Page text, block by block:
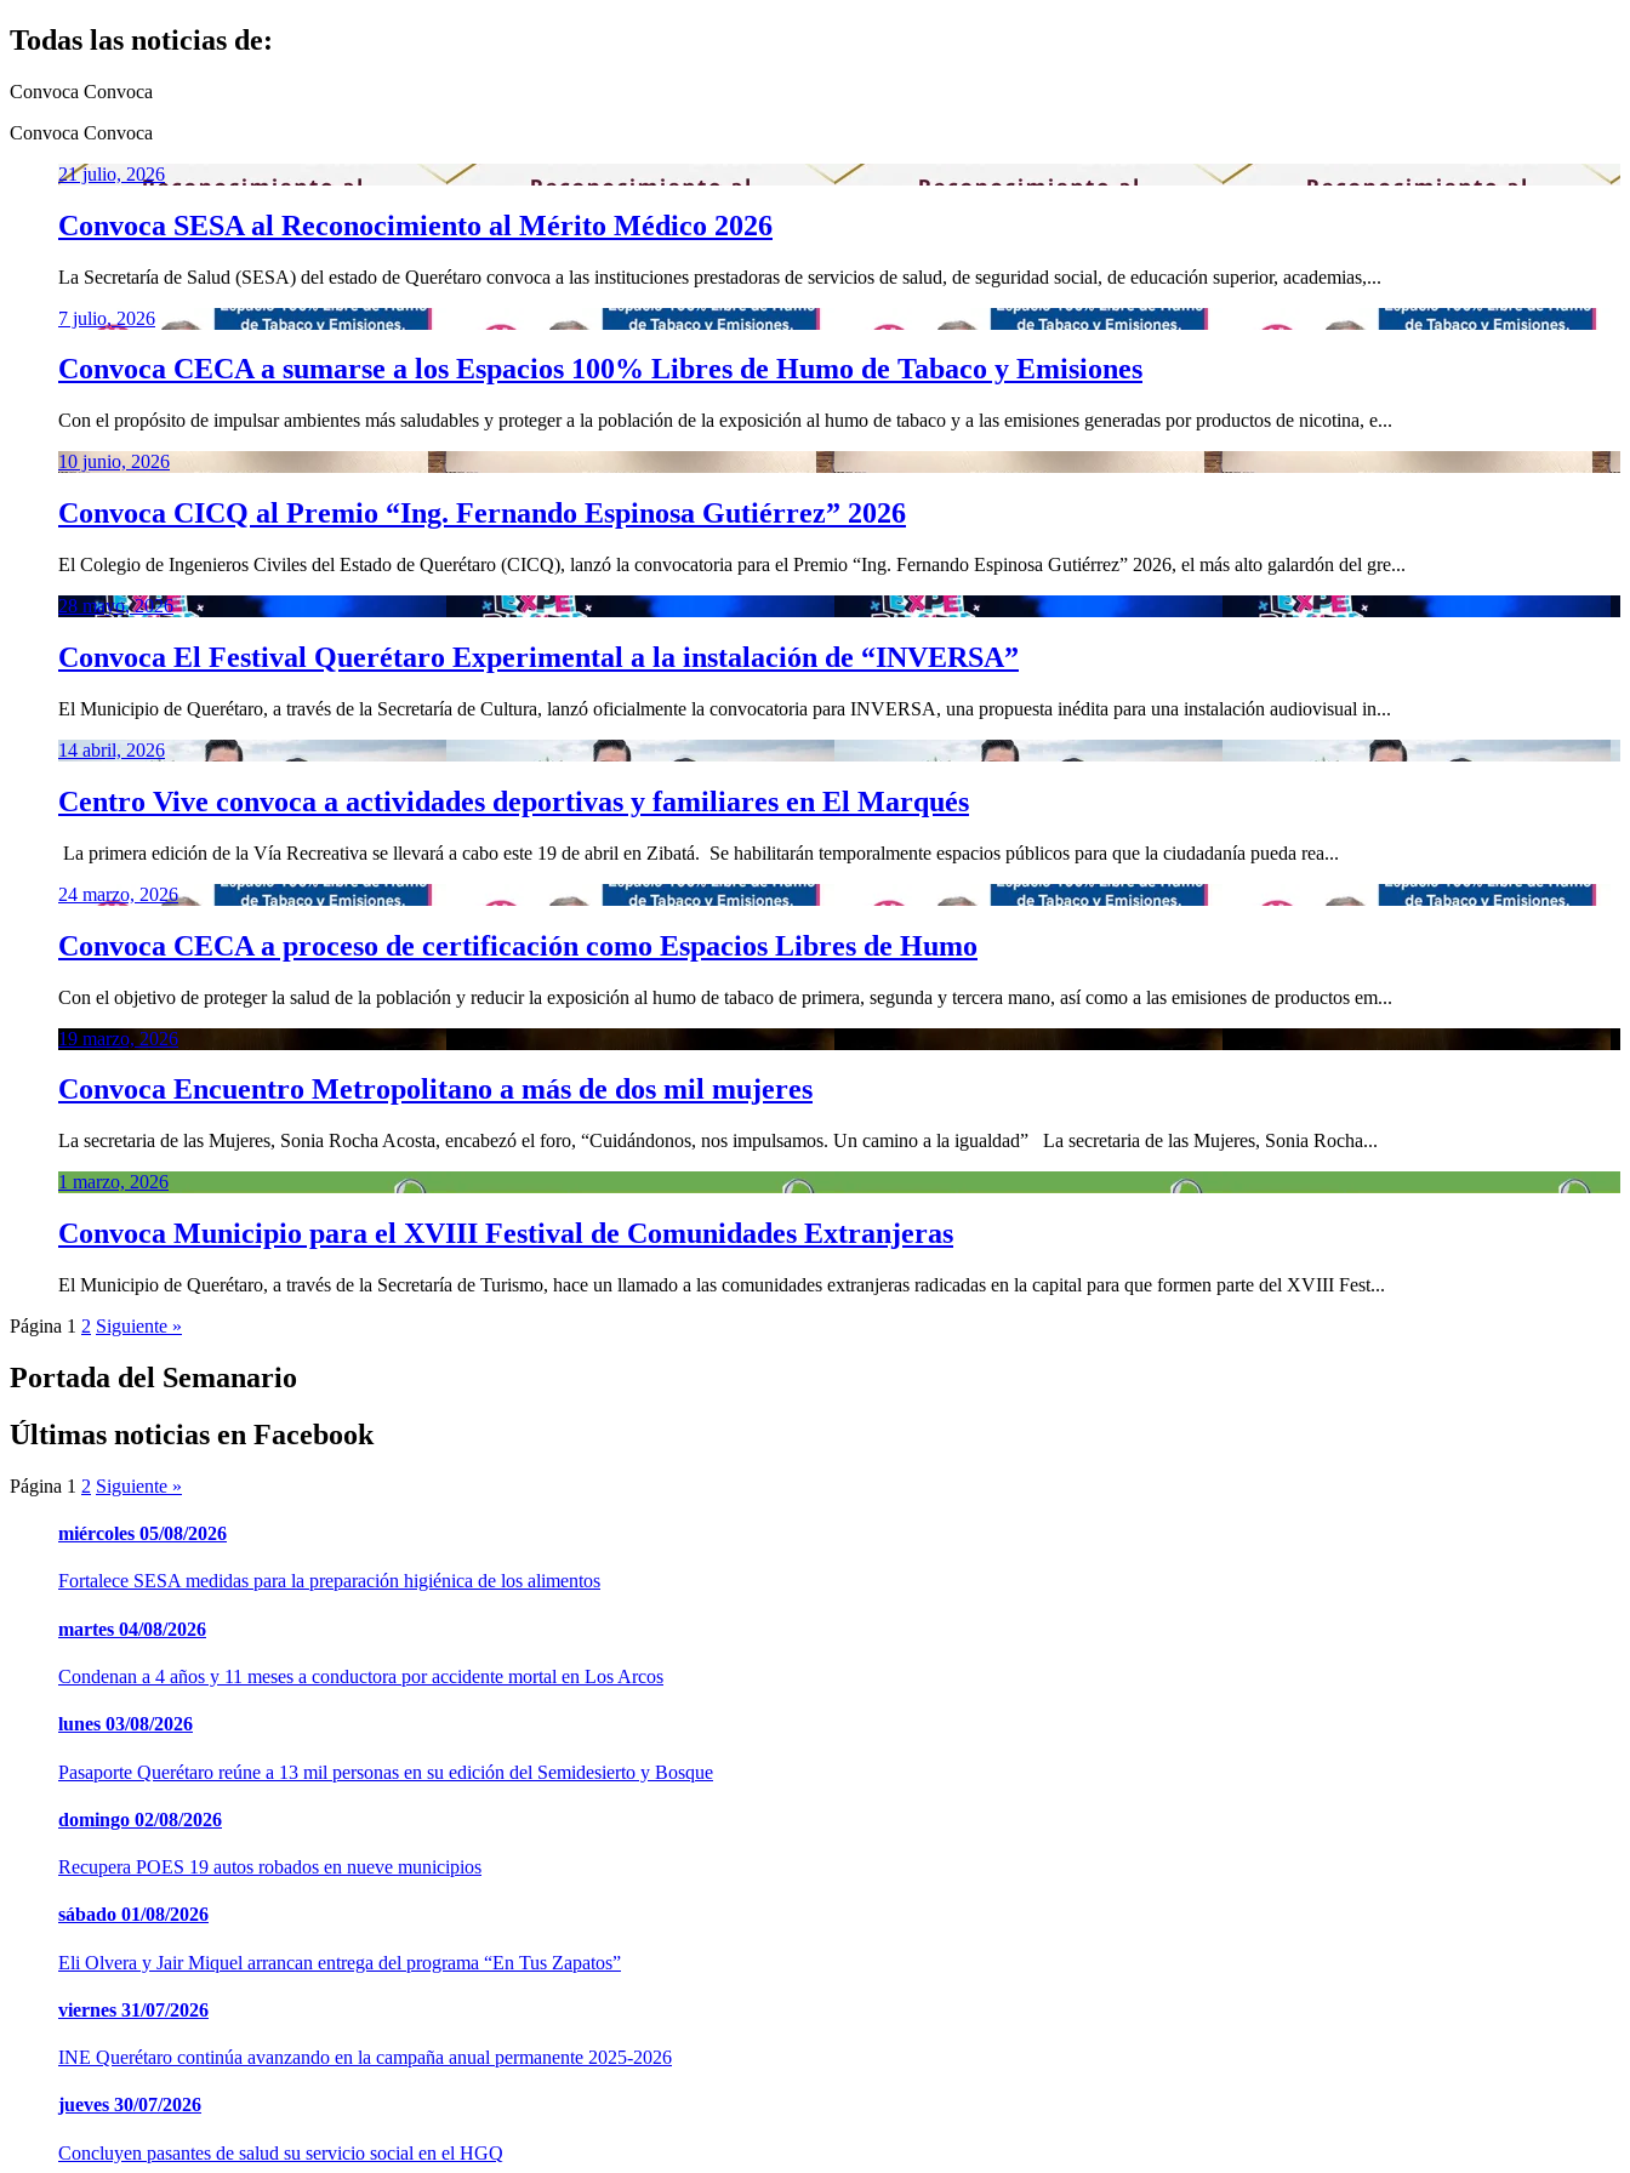
Todas las noticias de:
Convoca Convoca
Convoca Convoca
21 julio, 2026
Convoca SESA al Reconocimiento al Mérito Médico 2026
La Secretaría de Salud (SESA) del estado de Querétaro convoca a las instituciones prestadoras de servicios de salud, de seguridad social, de educación superior, academias,...
7 julio, 2026
Convoca CECA a sumarse a los Espacios 100% Libres de Humo de Tabaco y Emisiones
Con el propósito de impulsar ambientes más saludables y proteger a la población de la exposición al humo de tabaco y a las emisiones generadas por productos de nicotina, e...
10 junio, 2026
Convoca CICQ al Premio “Ing. Fernando Espinosa Gutiérrez” 2026
El Colegio de Ingenieros Civiles del Estado de Querétaro (CICQ), lanzó la convocatoria para el Premio “Ing. Fernando Espinosa Gutiérrez” 2026, el más alto galardón del gre...
28 mayo, 2026
Convoca El Festival Querétaro Experimental a la instalación de “INVERSA”
El Municipio de Querétaro, a través de la Secretaría de Cultura, lanzó oficialmente la convocatoria para INVERSA, una propuesta inédita para una instalación audiovisual in...
14 abril, 2026
Centro Vive convoca a actividades deportivas y familiares en El Marqués
⁠ ⁠La primera edición de la Vía Recreativa se llevará a cabo este 19 de abril en Zibatá. ⁠ ⁠Se habilitarán temporalmente espacios públicos para que la ciudadanía pueda rea...
24 marzo, 2026
Convoca CECA a proceso de certificación como Espacios Libres de Humo
Con el objetivo de proteger la salud de la población y reducir la exposición al humo de tabaco de primera, segunda y tercera mano, así como a las emisiones de productos em...
19 marzo, 2026
Convoca Encuentro Metropolitano a más de dos mil mujeres
La secretaria de las Mujeres, Sonia Rocha Acosta, encabezó el foro, “Cuidándonos, nos impulsamos. Un camino a la igualdad” La secretaria de las Mujeres, Sonia Rocha...
1 marzo, 2026
Convoca Municipio para el XVIII Festival de Comunidades Extranjeras
El Municipio de Querétaro, a través de la Secretaría de Turismo, hace un llamado a las comunidades extranjeras radicadas en la capital para que formen parte del XVIII Fest...
Página 1 2 Siguiente »
Portada del Semanario
Últimas noticias en Facebook
Página 1 2 Siguiente »
miércoles 05/08/2026
Fortalece SESA medidas para la preparación higiénica de los alimentos
martes 04/08/2026
Condenan a 4 años y 11 meses a conductora por accidente mortal en Los Arcos
lunes 03/08/2026
Pasaporte Querétaro reúne a 13 mil personas en su edición del Semidesierto y Bosque
domingo 02/08/2026
Recupera POES 19 autos robados en nueve municipios
sábado 01/08/2026
Eli Olvera y Jair Miquel arrancan entrega del programa “En Tus Zapatos”
viernes 31/07/2026
INE Querétaro continúa avanzando en la campaña anual permanente 2025-2026
jueves 30/07/2026
Concluyen pasantes de salud su servicio social en el HGQ